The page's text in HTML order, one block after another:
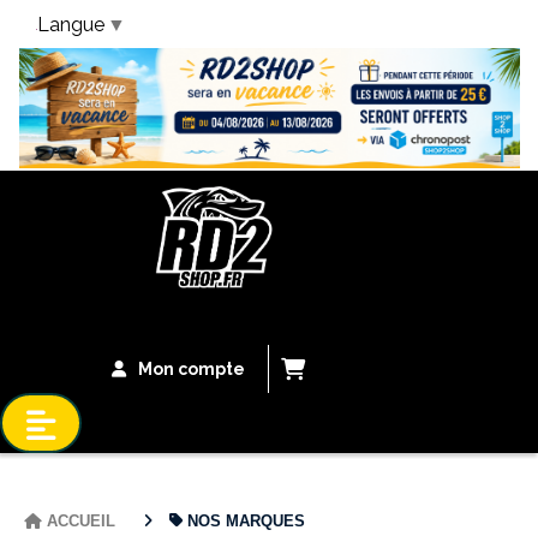
Bandeau Vacances
Mon compte
ACCUEIL NOS MARQUES
Langue ▼